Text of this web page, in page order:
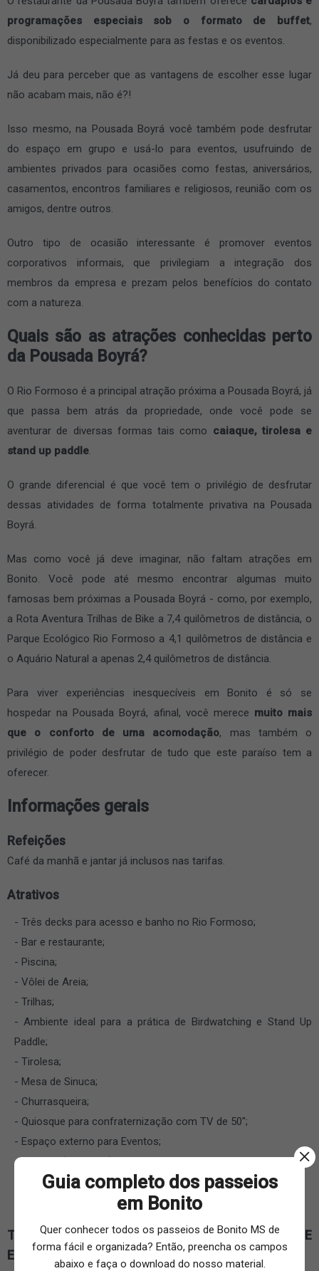
programações especiais sob o formato de buffet,
disponibilizado especialmente para as festas e os eventos.
Já deu para perceber que as vantagens de escolher esse lugar
não acabam mais, não é?!
Isso mesmo, na Pousada Boyrá você também pode desfrutar
do espaço em grupo e usá-lo para eventos, usufruindo de
ambientes privados para ocasiões como festas, aniversários,
casamentos, encontros familiares e religiosos, reunião com os
amigos, dentre outros.
Outro tipo de ocasião interessante é promover eventos
corporativos informais, que privilegiam a integração dos
membros da empresa e prezam pelos benefícios do contato
com a natureza.
Quais são as atrações conhecidas perto
da Pousada Boyrá?
O Rio Formoso é a principal atração próxima a Pousada Boyrá, já
que passa bem atrás da propriedade, onde você pode se
aventurar de diversas formas tais como caiaque, tirolesa e
stand up paddle
O grande diferencial é que você tem o privilégio de desfrutar
dessas atividades de forma totalmente privativa na Pousada
Boyrá.
Mas como você já deve imaginar, não faltam atrações em
Bonito. Você pode até mesmo encontrar algumas muito
famosas bem próximas a Pousada Boyrá - como, por exemplo,
a Rota Aventura Trilhas de Bike a 7,4 quilômetros de distância, o
Parque Ecológico Rio Formoso a 4,1 quilômetros de distância e
o Aquário Natural a apenas 2,4 quilômetros de distância.
Para viver experiências inesquecíveis em Bonito é só se
hospedar na Pousada Boyrá, afinal, você merece muito mais
que o conforto de uma acomodação, mas também o
privilégio de poder desfrutar de tudo que este paraíso tem a
oferecer.
Informações gerais
Refeições
Café da manhã e jantar já inclusos nas tarifas.
Atrativos
Três decks para acesso e banho no Rio Formoso;
Bar e restaurante;
Piscina;
Vôlei de Areia;
Trilhas;
Ambiente ideal para a prática de Birdwatching e Stand Up
Paddle;
Tirolesa;
Mesa de Sinuca;
Churrasqueira;
Quiosque para confraternização com TV de 50″;
Espaço externo para Eventos;
Caiaque (em breve);
Stand up Paddle (em breve);
Wi-fi grátis nas suítes e áreas comuns.
TRABALHAM COM EXCLUSIVIDADE PARA GRUPOS E
EVENTOS
Guia completo dos passeios
em Bonito
Quer conhecer todos os passeios de Bonito MS de
forma fácil e organizada? Então, preencha os campos
abaixo e faça o download do nosso material.